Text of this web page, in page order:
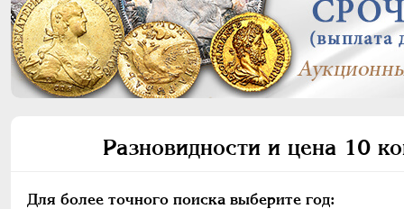
Разновидности и цена 10
Для более точного поиска выберите год: